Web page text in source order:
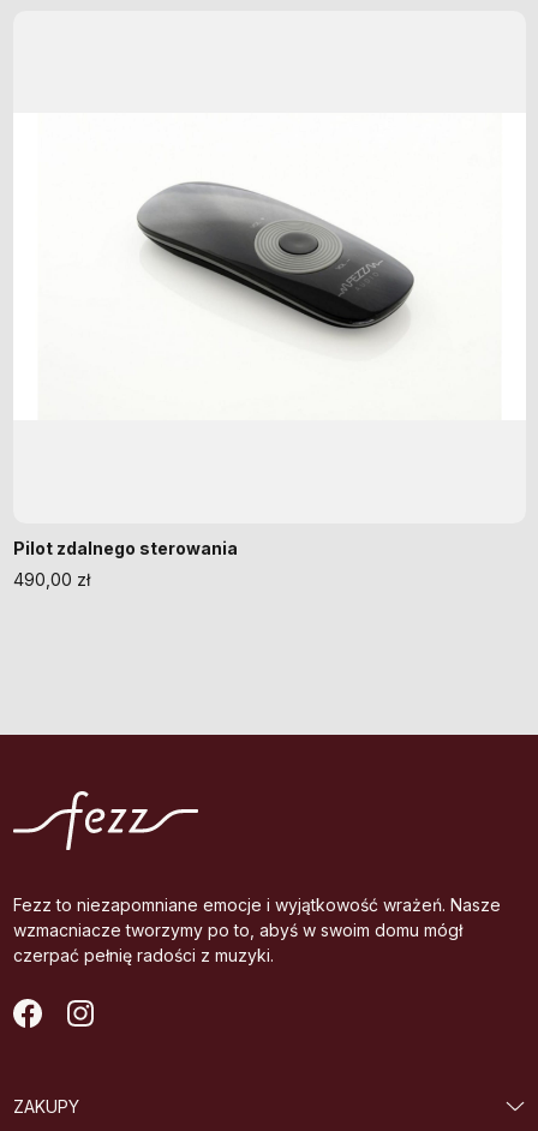
Pilot zdalnego sterowania
490,00 zł
Fezz to niezapomniane emocje i wyjątkowość wrażeń. Nasze
wzmacniacze tworzymy po to, abyś w swoim domu mógł
czerpać pełnię radości z muzyki.
ZAKUPY